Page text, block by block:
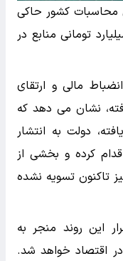
محاسبات کشور حاکی
بیش از ۴۰۰ هزار میلیارد تومانی منابع در
مالی و ارتقای
نشان می دهد که
دولت به انتشار
کرده و بخشی از
تاکنون تسویه نشده
این روند منجر به
در اقتصاد خواهد شد.